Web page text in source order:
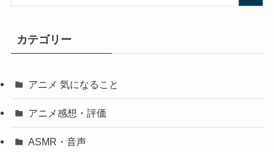
カテゴリー
アニメ 気になること
アニメ感想・評価
ASMR・音声